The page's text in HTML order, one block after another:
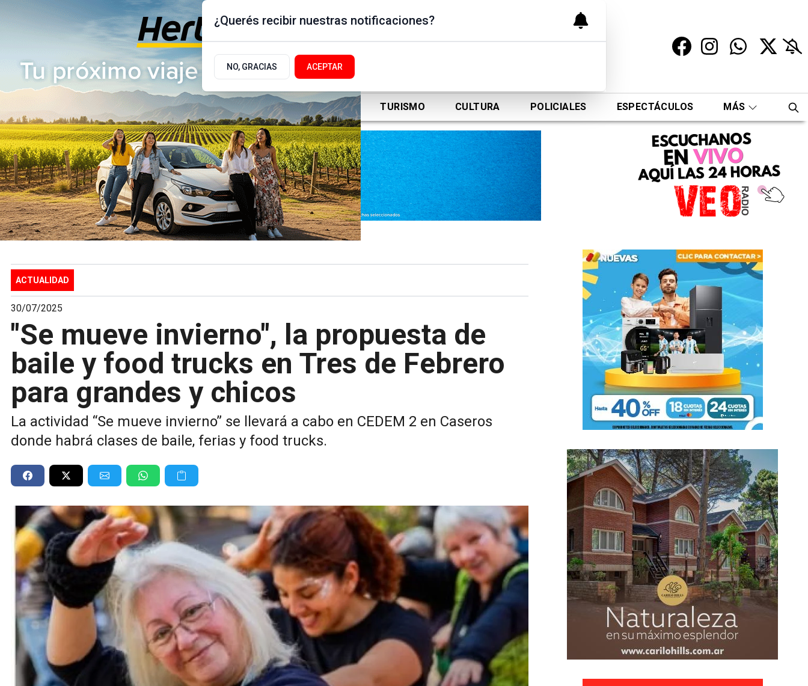
Sábado 8 de Agosto
de 2026
17.9ºc | Buenos Aires, AR
ACTUALIDAD POLÍTICA DEPORTES TURISMO CULTURA POLICIALES ESPECTÁCULOS MÁS
ACTUALIDAD
30/07/2025
"Se mueve invierno", la propuesta de
baile y food trucks en Tres de Febrero
para grandes y chicos
La actividad “Se mueve invierno” se llevará a cabo en CEDEM 2 en Caseros
donde habrá clases de baile, ferias y food trucks.
¿Querés recibir nuestras notificaciones?
NO, GRACIAS ACEPTAR